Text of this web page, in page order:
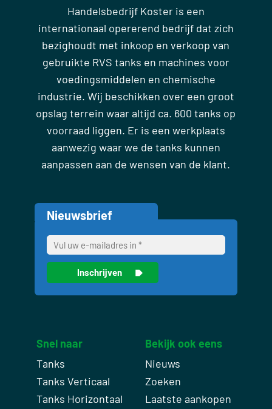
Handelsbedrijf Koster is een
internationaal opererend bedrijf dat zich
bezighoudt met inkoop en verkoop van
gebruikte RVS tanks en machines voor
voedingsmiddelen en chemische
industrie. Wij beschikken over een groot
opslag terrein waar altijd ca. 600 tanks op
voorraad liggen. Er is een werkplaats
aanwezig waar we de tanks kunnen
aanpassen aan de wensen van de klant.
Nieuwsbrief
Snel naar
Tanks
Tanks Verticaal
Tanks Horizontaal
Bekijk ook eens
Nieuws
Zoeken
Laatste aankopen